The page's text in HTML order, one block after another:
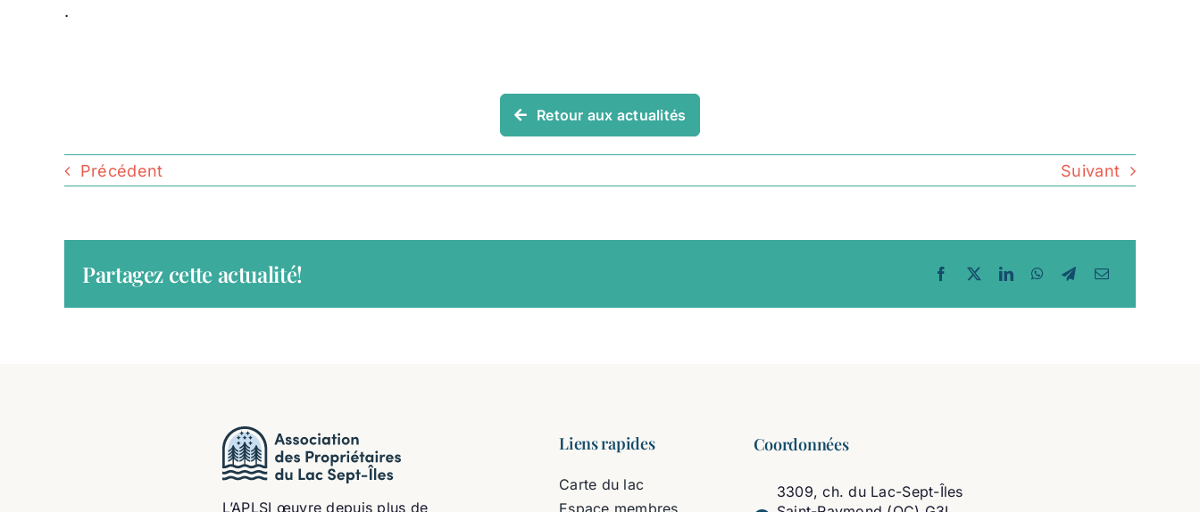
.
Retour aux actualités
Précédent Suivant
Partagez cette actualité!
L’APLSI œuvre depuis plus de
Liens rapides
Carte du lac
Espace membres
Coordonnées
3309, ch. du Lac-Sept-Îles